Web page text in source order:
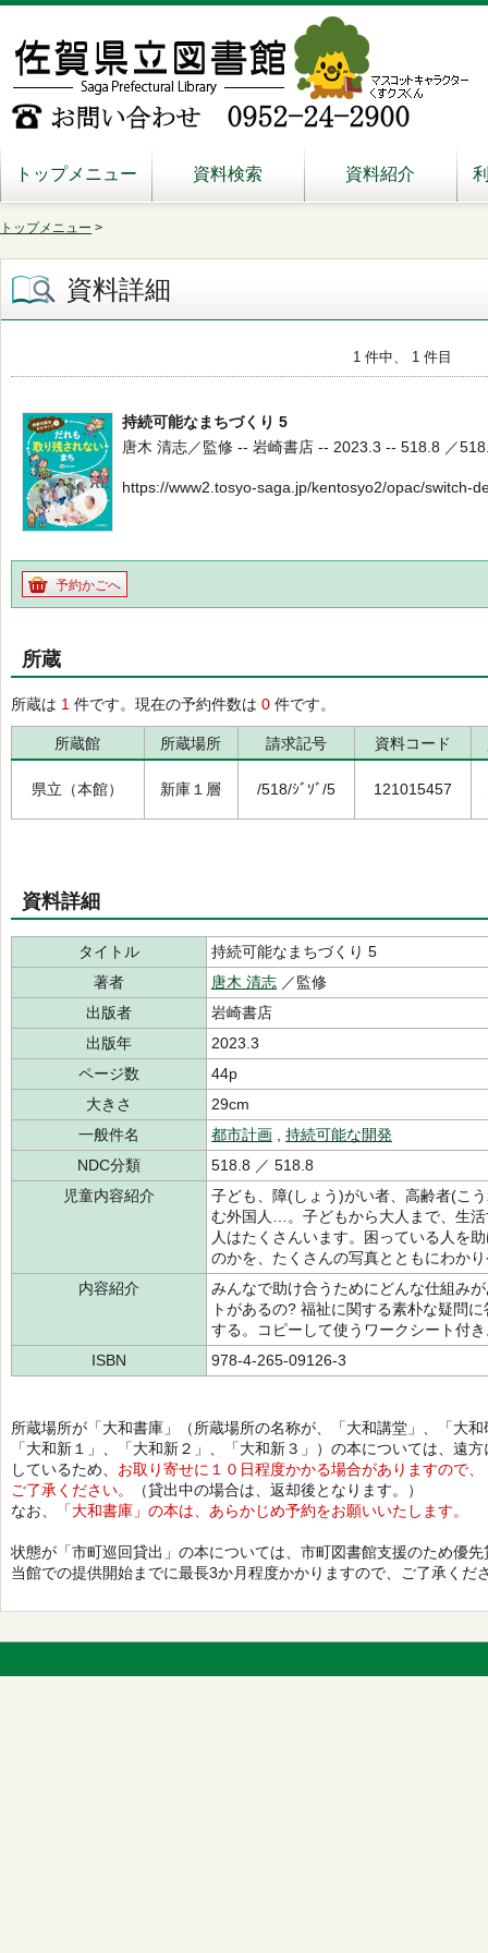
トップメニュー 資料検索 資料紹介
トップメニュー >
資料詳細
1 件中、 1 件目
持続可能なまちづくり 5
唐木 清志／監修 -- 岩崎書店 -- 2023.3 -- 518.8 ／
https://www2.tosyo-saga.jp/kentosyo2/opac/switch-
予約かごへ
所蔵
所蔵は 1 件です。現在の予約件数は 0 件です。
所蔵館 所蔵場所 請求記号 資料コード
県立（本館） 新庫１層 /518/ｼﾞｿﾞ/5 121015457
資料詳細
タイトル
持続可能なまちづくり 5
著者
唐木 清志 ／監修
出版者
岩崎書店
出版年
2023.3
ページ数
44p
大きさ
29cm
一般件名
都市計画
持続可能な開発
NDC分類
518.8 ／ 518.8
児童内容紹介
子ども、障(しょう)がい者、高齢者(こ
む外国人…。子どもから大人まで、生
人はたくさんいます。困っている人を
のかを、たくさんの写真とともにわか
内容紹介
みんなで助け合うためにどんな仕組み
トがあるの? 福祉に関する素朴な疑問
する。コピーして使うワークシート付
ISBN
978-4-265-09126-3
所蔵場所が「大和書庫」（所蔵場所の名称が、「大和講堂」、「大和
「大和新１」、「大和新２」、「大和新３」）の本については、遠方
しているため、 お取り寄せに１０日程度かかる場合がありますので、
ご了承ください。
（貸出中の場合は、返却後となります。）
なお、
「大和書庫」の本は、あらかじめ予約をお願いいたします。
状態が「市町巡回貸出」の本については、市町図書館支援のため優
当館での提供開始までに最長3か月程度かかりますので、ご了承くだ